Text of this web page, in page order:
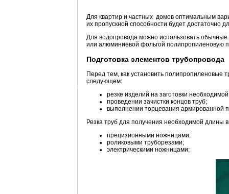
Для квартир и частных домов оптимальным
их пропускной способности будет достаточно
Для водопровода можно использовать
или алюминиевой фольгой полипропиленовую
Подготовка элементов трубопровода
Перед тем, как установить полипропиленовые
следующем:
резке изделий на заготовки
проведении зачистки концов труб;
выполнении торцевания армированной
Резка труб для получения необходимой
прецизионными ножницами;
роликовыми труборезами;
электрическими ножницами;